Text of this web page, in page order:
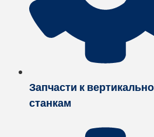
Запчасти к
станкам